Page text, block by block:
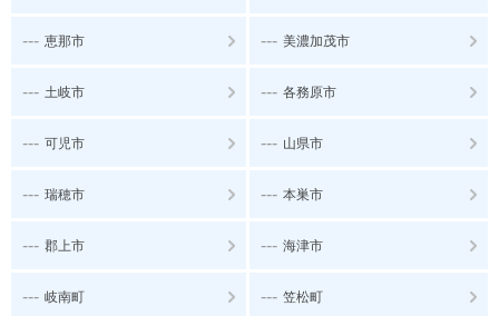
--- 恵那市 --- 美濃加茂市
--- 土岐市 --- 各務原市
--- 可児市 --- 山県市
--- 瑞穂市 --- 本巣市
--- 郡上市 --- 海津市
--- 岐南町 --- 笠松町